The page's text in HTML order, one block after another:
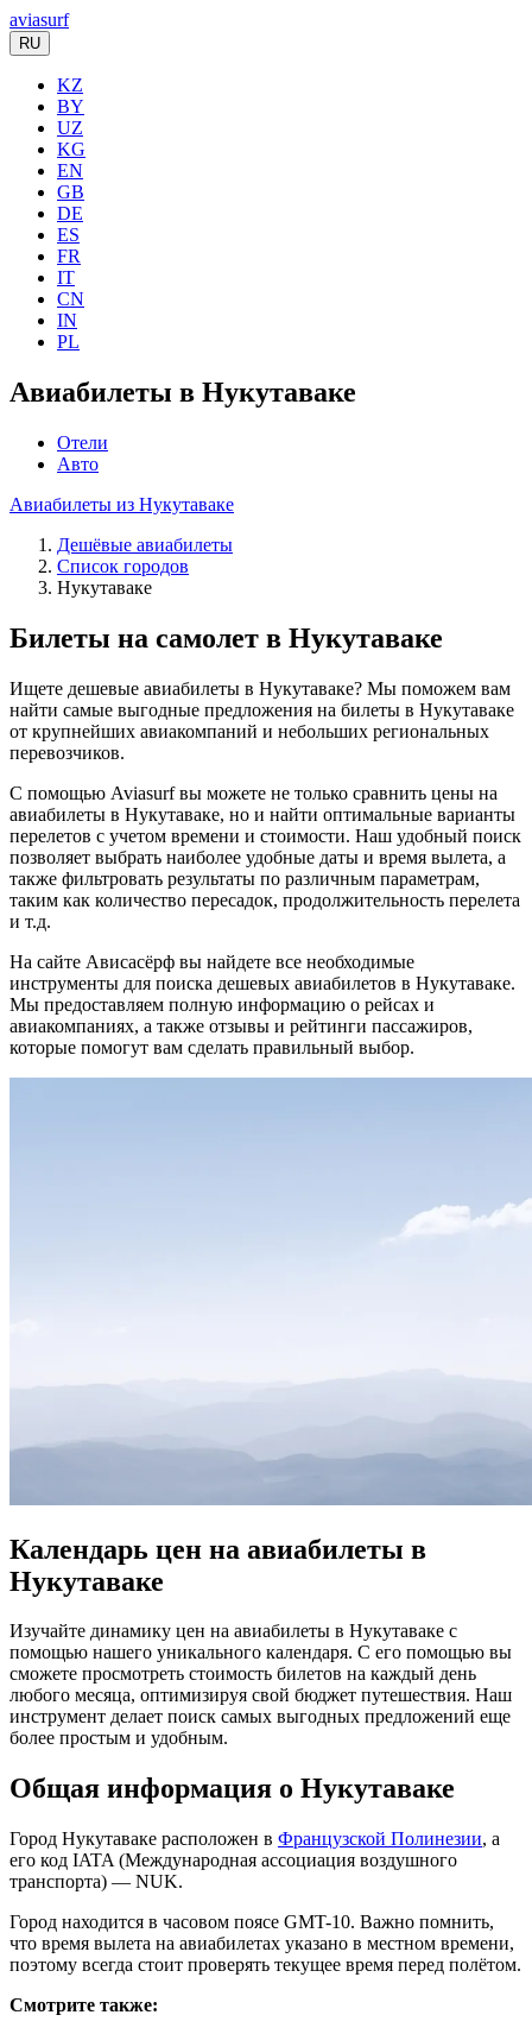
aviasurf
RU
KZ
BY
UZ
KG
EN
GB
DE
ES
FR
IT
CN
IN
PL
Авиабилеты в Нукутаваке
Отели
Авто
Авиабилеты из Нукутаваке
Дешёвые авиабилеты
Список городов
Нукутаваке
Билеты на самолет в Нукутаваке
Ищете дешевые авиабилеты в Нукутаваке? Мы поможем вам
найти самые выгодные предложения на билеты в Нукутаваке
от крупнейших авиакомпаний и небольших региональных
перевозчиков.
С помощью Aviasurf вы можете не только сравнить цены на
авиабилеты в Нукутаваке, но и найти оптимальные варианты
перелетов с учетом времени и стоимости. Наш удобный поиск
позволяет выбрать наиболее удобные даты и время вылета, а
также фильтровать результаты по различным параметрам,
таким как количество пересадок, продолжительность перелета
и т.д.
На сайте Ависасёрф вы найдете все необходимые
инструменты для поиска дешевых авиабилетов в Нукутаваке.
Мы предоставляем полную информацию о рейсах и
авиакомпаниях, а также отзывы и рейтинги пассажиров,
которые помогут вам сделать правильный выбор.
Календарь цен на авиабилеты в
Нукутаваке
Изучайте динамику цен на авиабилеты в Нукутаваке с
помощью нашего уникального календаря. С его помощью вы
сможете просмотреть стоимость билетов на каждый день
любого месяца, оптимизируя свой бюджет путешествия. Наш
инструмент делает поиск самых выгодных предложений еще
более простым и удобным.
Общая информация о Нукутаваке
Город Нукутаваке расположен в Французской Полинезии, а
его код IATA (Международная ассоциация воздушного
транспорта) — NUK.
Город находится в часовом поясе GMT-10. Важно помнить,
что время вылета на авиабилетах указано в местном времени,
поэтому всегда стоит проверять текущее время перед полётом.
Смотрите также: